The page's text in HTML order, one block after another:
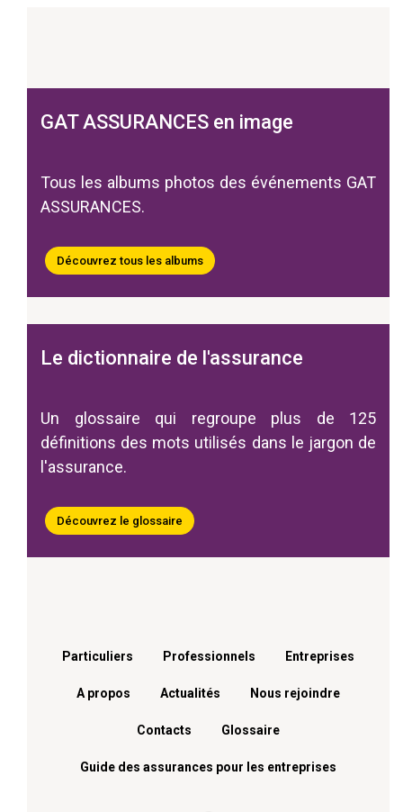
GAT ASSURANCES en image
Tous les albums photos des événements GAT
ASSURANCES.
Découvrez tous les albums
Le dictionnaire de l'assurance
Un glossaire qui regroupe plus de 125
définitions des mots utilisés dans le jargon de
l'assurance.
Découvrez le glossaire
Menu footer
Particuliers Professionnels Entreprises
A propos Actualités Nous rejoindre
Contacts Glossaire
Guide des assurances pour les entreprises